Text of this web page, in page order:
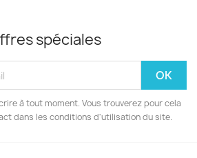
spéciales
à tout moment. Vous trouverez pour cela
dans les conditions d'utilisation du site.